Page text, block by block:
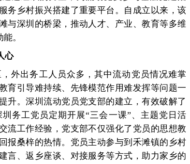
务乡村振兴搭建了重要平台。自成立以来，该
与深圳的桥梁，推动人才、产业、教育等多维
。
心
外出务工人员众多，其中流动党员情况难掌
育引导难持续、先锋模范作用难发挥等问题一
升。深圳流动党员党支部的建立，有效破解了
务工党员定期开展“三会一课”、主题党日活
流工作经验，党支部不仅强化了党员的思想教
报桑梓的热情。党员主动参与到禾滩镇的乡村
言、返乡座谈、对接服务等方式，助力家乡的